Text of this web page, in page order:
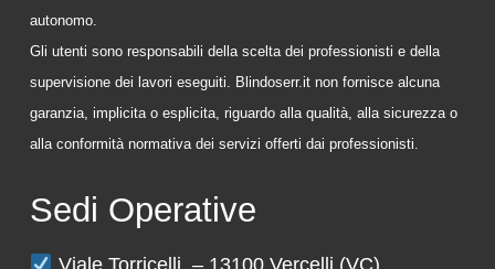
autonomo.
Gli utenti sono responsabili della scelta dei professionisti e della
supervisione dei lavori eseguiti. Blindoserr.it non fornisce alcuna
garanzia, implicita o esplicita, riguardo alla qualità, alla sicurezza o
alla conformità normativa dei servizi offerti dai professionisti.
Sedi Operative